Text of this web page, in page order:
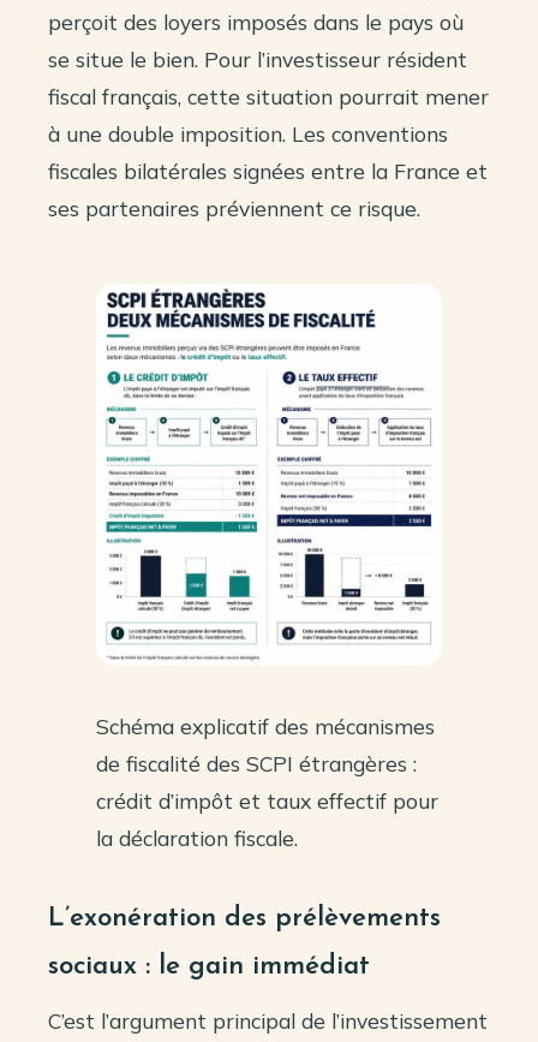
perçoit des loyers imposés dans le pays où
se situe le bien. Pour l’investisseur résident
fiscal français, cette situation pourrait mener
à une double imposition. Les conventions
fiscales bilatérales signées entre la France et
ses partenaires préviennent ce risque.
Schéma explicatif des mécanismes
de fiscalité des SCPI étrangères :
crédit d’impôt et taux effectif pour
la déclaration fiscale.
L’exonération des prélèvements
sociaux : le gain immédiat
C’est l’argument principal de l’investissement